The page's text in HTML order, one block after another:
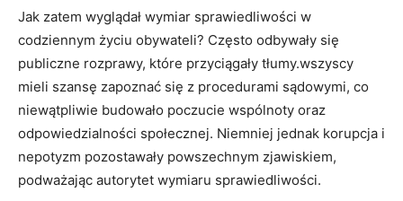
Jak zatem wyglądał wymiar sprawiedliwości w
codziennym życiu obywateli? Często odbywały się
publiczne rozprawy, które przyciągały tłumy.wszyscy
mieli szansę zapoznać się z procedurami sądowymi, co
niewątpliwie budowało poczucie wspólnoty oraz
odpowiedzialności społecznej. Niemniej jednak korupcja i
nepotyzm pozostawały powszechnym zjawiskiem,
podważając autorytet wymiaru sprawiedliwości.